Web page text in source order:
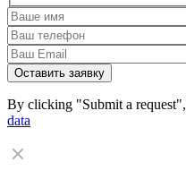
By clicking "Submit a
data